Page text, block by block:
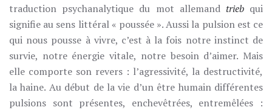
traduction psychanalytique du mot allemand triebqui
signifie au sens littéral « poussée ». Aussi la pulsion est ce
qui nous pousse à vivre, c’est à la fois notre instinct de
survie, notre énergie vitale, notre besoin d’aimer. Mais
elle comporte son revers : l’agressivité, la destructivité,
la haine. Au début de la vie d’un être humain différentes
pulsions sont présentes, enchevêtrées, entremêlées :